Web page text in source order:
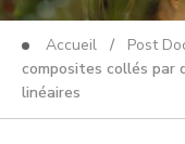
Accueil / Post
composites collés par
linéaires